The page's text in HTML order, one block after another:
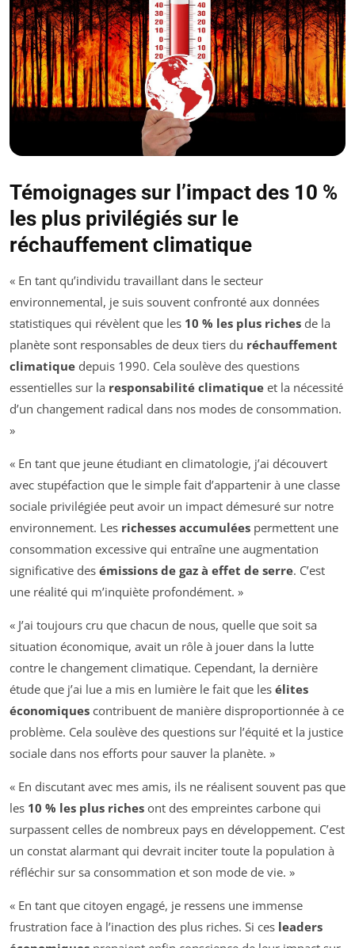
Témoignages sur l’impact des 10 %
les plus privilégiés sur le
réchauffement climatique
« En tant qu’individu travaillant dans le secteur
environnemental, je suis souvent confronté aux données
statistiques qui révèlent que les 10 % les plus riches de la
planète sont responsables de deux tiers du réchauffement
climatique depuis 1990. Cela soulève des questions
essentielles sur la responsabilité climatique et la nécessité
d’un changement radical dans nos modes de consommation.
»
« En tant que jeune étudiant en climatologie, j’ai découvert
avec stupéfaction que le simple fait d’appartenir à une classe
sociale privilégiée peut avoir un impact démesuré sur notre
environnement. Les richesses accumulées permettent une
consommation excessive qui entraîne une augmentation
significative des émissions de gaz à effet de serre. C’est
une réalité qui m’inquiète profondément. »
« J’ai toujours cru que chacun de nous, quelle que soit sa
situation économique, avait un rôle à jouer dans la lutte
contre le changement climatique. Cependant, la dernière
étude que j’ai lue a mis en lumière le fait que les élites
économiques contribuent de manière disproportionnée à ce
problème. Cela soulève des questions sur l’équité et la justice
sociale dans nos efforts pour sauver la planète. »
« En discutant avec mes amis, ils ne réalisent souvent pas que
les 10 % les plus riches ont des empreintes carbone qui
surpassent celles de nombreux pays en développement. C’est
un constat alarmant qui devrait inciter toute la population à
réfléchir sur sa consommation et son mode de vie. »
« En tant que citoyen engagé, je ressens une immense
frustration face à l’inaction des plus riches. Si ces leaders